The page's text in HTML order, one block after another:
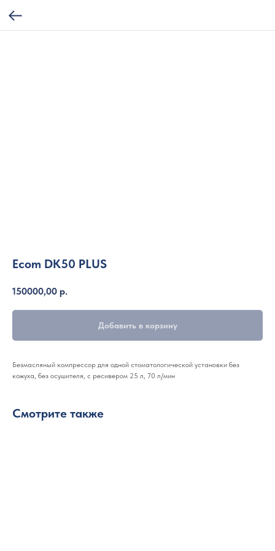
Ecom DK50 PLUS
150000,00 р.
Добавить в корзину
Безмасляный компрессор для одной стоматологической установки без
кожуха, без осушителя, с ресивером 25 л, 70 л/мин
Смотрите также